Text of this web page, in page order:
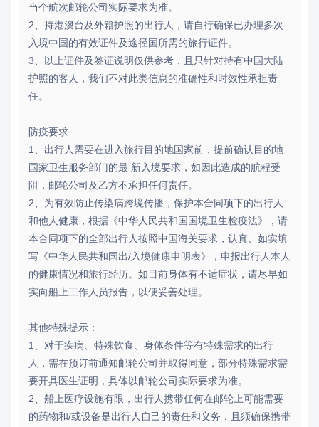
当个航次邮轮公司实际要求为准。
2、持港澳台及外籍护照的出行人，请自行确保已办理多次
入境中国的有效证件及途径国所需的旅行证件。
3、以上证件及签证说明仅供参考，且只针对持有中国大陆
护照的客人，我们不对此类信息的准确性和时效性承担责
任。
防疫要求
1、出行人需要在进入旅行目的地国家前，提前确认目的地
国家卫生服务部门的最 新入境要求，如因此造成的航程受
阻，邮轮公司及乙方不承担任何责任。
2、为有效防止传染病跨境传播，保护本合同项下的出行人
和他人健康，根据《中华人民共和国国境卫生检疫法》，请
本合同项下的全部出行人按照中国海关要求，认真、如实填
写《中华人民共和国出/入境健康申明表》，申报出行人本人
的健康情况和旅行经历。如目前身体有不适症状，请尽早如
实向船上工作人员报告，以便妥善处理。
其他特殊提示：
1、对于疾病、特殊饮食、身体条件等有特殊需求的出行
人，需在预订前通知邮轮公司并取得同意，部分特殊需求需
要开具医生证明，具体以邮轮公司实际要求为准。
2、船上医疗设施有限，出行人携带任何在邮轮上可能需要
的药物和/或设备是出行人自己的责任和义务，且须确保携带